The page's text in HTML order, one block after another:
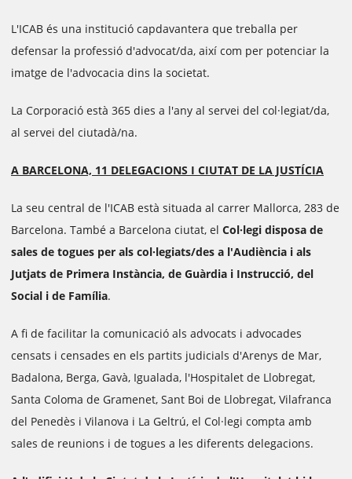
L'ICAB és una institució capdavantera que treballa per
defensar la professió d'advocat/da, així com per potenciar la
imatge de l'advocacia dins la societat.
La Corporació està 365 dies a l'any al servei del col·legiat/da,
al servei del ciutadà/na.
A BARCELONA, 11 DELEGACIONS I CIUTAT DE LA JUSTÍCIA
La seu central de l'ICAB està situada al carrer Mallorca, 283 de
Barcelona. També a Barcelona ciutat, el Col·legi disposa de
sales de togues per als col·legiats/des a l'Audiència i als
Jutjats de Primera Instància, de Guàrdia i Instrucció, del
Social i de Família.
A fi de facilitar la comunicació als advocats i advocades
censats i censades en els partits judicials d'Arenys de Mar,
Badalona, Berga, Gavà, Igualada, l'Hospitalet de Llobregat,
Santa Coloma de Gramenet, Sant Boi de Llobregat, Vilafranca
del Penedès i Vilanova i La Geltrú, el Col·legi compta amb
sales de reunions i de togues a les diferents delegacions.